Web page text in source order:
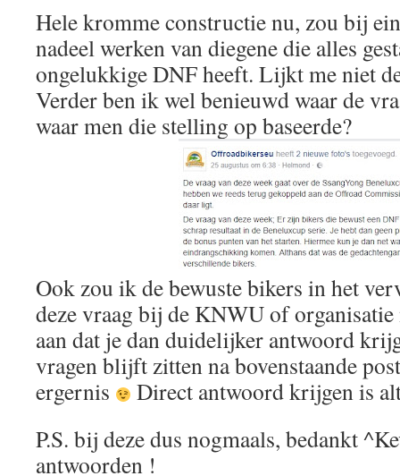
Hele kromme constructie nu, zou bij
nadeel werken van diegene die alles
ongelukkige DNF heeft. Lijkt me niet
Verder ben ik wel benieuwd waar de
waar men die stelling op baseerde?
Ook zou ik de bewuste bikers in het
deze vraag bij de KNWU of organisatie
aan dat je dan duidelijker antwoord
vragen blijft zitten na bovenstaande
ergernis
Direct antwoord krijgen is
P.S. bij deze dus nogmaals, bedankt
antwoorden !